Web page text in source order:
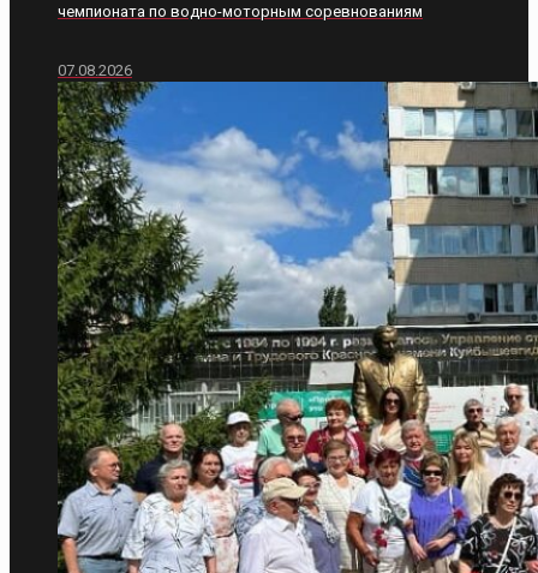
чемпионата по водно-моторным соревнованиям
07.08.2026